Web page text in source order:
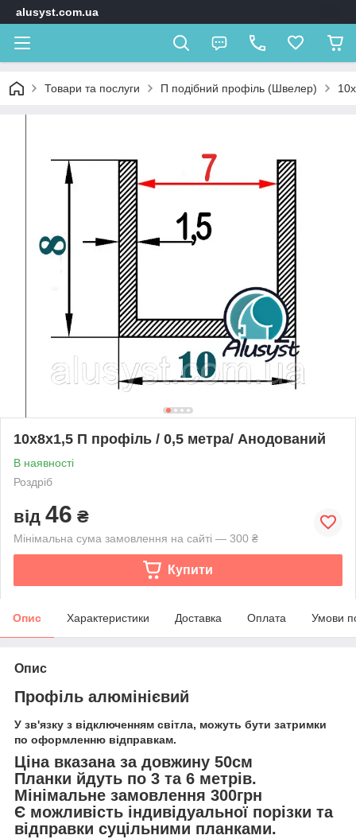
alusyst.com.ua
Товари та послуги П подібний профіль (Швелер)
10х8х1,5 П профіль / 0,5 метра/ Анодований
В наявності
Роздріб
від 46 ₴
Мінімальна сума замовлення на сайті — 300 ₴
Купити
Опис Характеристики Доставка Оплата Умови
Опис
Профіль алюмінієвий
У зв'язку з відключенням світла, можуть бути затримки
по оформленню відправкам.
Ціна вказана за довжину 50см
Планки йдуть по 3 та 6 метрів.
Мінімальне замовлення 300грн
Є можливість індивідуальної порізки та
відправки суцільними планками.